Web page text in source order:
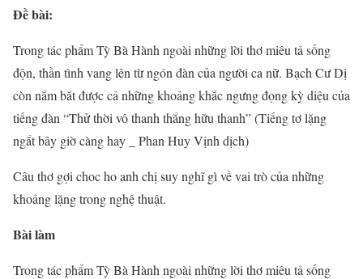
Đề bài:
Trong tác phẩm Tỳ Bà Hành ngoài những lời thơ miêu tả sống
độn, thần tình vang lên từ ngón đàn của người ca nữ. Bạch Cư Dị
còn nắm bắt được cả những khoảng khắc ngưng đọng kỳ diệu của
tiếng đàn “Thử thời vô thanh thắng hữu thanh” (Tiếng tơ lặng
ngắt bây giờ càng hay _ Phan Huy Vịnh dịch)
Câu thơ gợi choc ho anh chị suy nghĩ gì về vai trò của những
khoảng lặng trong nghệ thuật.
Bài làm
Trong tác phẩm Tỳ Bà Hành ngoài những lời thơ miêu tả sống